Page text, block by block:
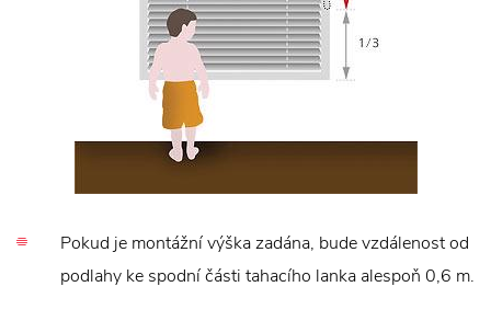
Pokud je montážní výška zadána, bude vzdálenost od
podlahy ke spodní části tahacího lanka alespoň 0,6 m.